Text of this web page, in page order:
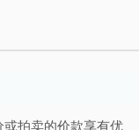
拍卖的价款享有优